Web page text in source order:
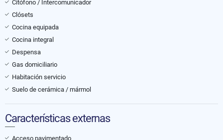
Citófono / Intercomunicador
Clósets
Cocina equipada
Cocina integral
Despensa
Gas domiciliario
Habitación servicio
Suelo de cerámica / mármol
Características externas
Acceso pavimentado